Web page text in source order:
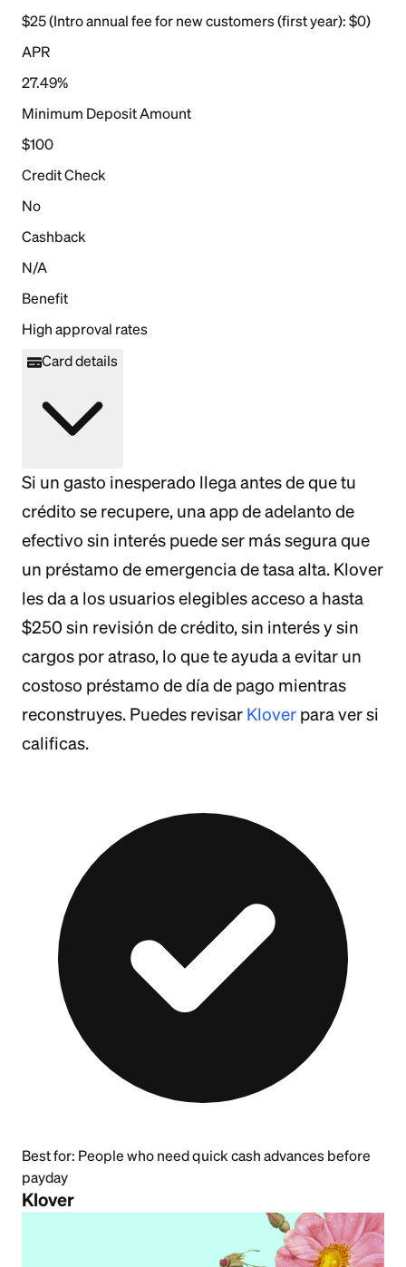
$25 (Intro annual fee for new customers (first year): $0)
APR
27.49%
Minimum Deposit Amount
$100
Credit Check
No
Cashback
N/A
Benefit
High approval rates
Card details
Si un gasto inesperado llega antes de que tu
crédito se recupere, una app de adelanto de
efectivo sin interés puede ser más segura que
un préstamo de emergencia de tasa alta. Klover
les da a los usuarios elegibles acceso a hasta
$250 sin revisión de crédito, sin interés y sin
cargos por atraso, lo que te ayuda a evitar un
costoso préstamo de día de pago mientras
reconstruyes. Puedes revisar Klover para ver si
calificas.
Best for: People who need quick cash advances before
payday
Klover